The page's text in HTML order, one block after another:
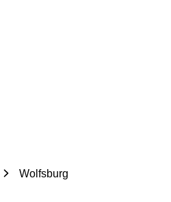
Wolfsburg